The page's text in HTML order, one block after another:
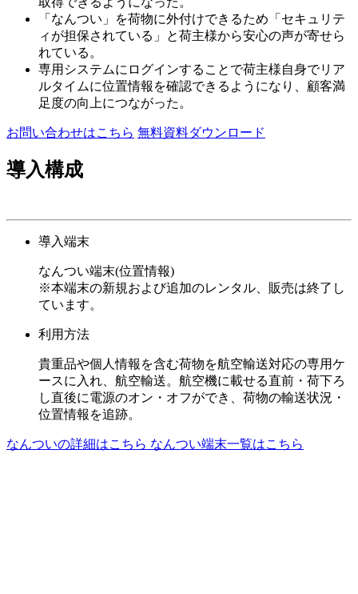
「なんつい」を荷物に外付けできるため「セキュリテ
ィが担保されている」と荷主様から安心の声が寄せら
れている。
専用システムにログインすることで荷主様自身でリア
ルタイムに位置情報を確認できるようになり、顧客満
足度の向上につながった。
お問い合わせはこちら 無料資料ダウンロード
導入構成
導入端末
なんつい端末(位置情報)
※本端末の新規および追加のレンタル、販売は終了し
ています。
利用方法
貴重品や個人情報を含む荷物を航空輸送対応の専用ケ
ースに入れ、航空輸送。航空機に載せる直前・荷下ろ
し直後に電源のオン・オフができ、荷物の輸送状況・
位置情報を追跡。
なんついの詳細はこちら なんつい端末一覧はこちら